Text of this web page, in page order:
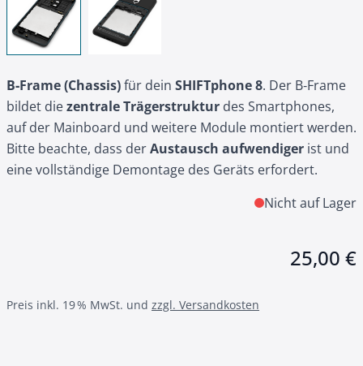
B‑Frame (Chassis)für dein SHIFTphone 8. Der B‑Frame
bildet diezentrale Trägerstruktur des Smartphones,
auf der Mainboard und weitere Module montiert werden.
Bitte beachte, dass derAustausch aufwendiger ist und
eine vollständige Demontage des Geräts erfordert.
Nicht auf Lager
25,00 €
Preis inkl. 19 % MwSt. und zzgl. Versandkosten